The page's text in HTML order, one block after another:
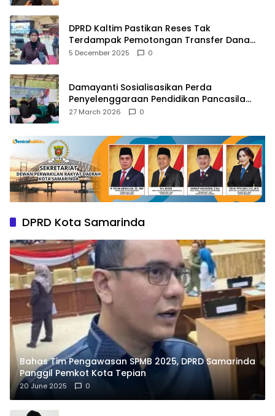
DPRD Kaltim Pastikan Reses Tak
Terdampak Pemotongan Transfer Dana
Pusat
5 December 2025 0
Damayanti Sosialisasikan Perda
Penyelenggaraan Pendidikan Pancasila
dan Wawasan Kebangsaan
27 March 2026 0
DPRD Kota Samarinda
Bahas Tim Pengawasan SPMB 2025, DPRD Samarinda
Panggil Pemkot Kota Tepian
20 June 2025 0